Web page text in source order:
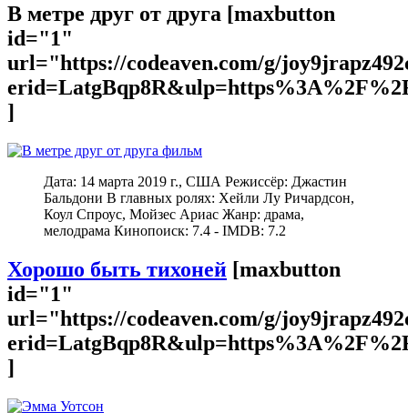
В метре друг от друга [maxbutton
id="1"
url="https://codeaven.com/g/
]
Дата: 14 марта 2019 г., США Режиссёр: Джастин
Бальдони В главных ролях: Хейли Лу Ричардсон,
Коул Спроус, Мойзес Ариас Жанр: драма,
мелодрама Кинопоиск: 7.4 - IMDB: 7.2
Хорошо быть тихоней [maxbutton
id="1"
url="https://codeaven.com/g/
]